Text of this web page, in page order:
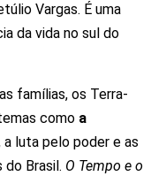
Vargas. É uma
da vida no sul do
famílias, os Terra-
como a
a luta pelo poder e as
Brasil. O Tempo e o